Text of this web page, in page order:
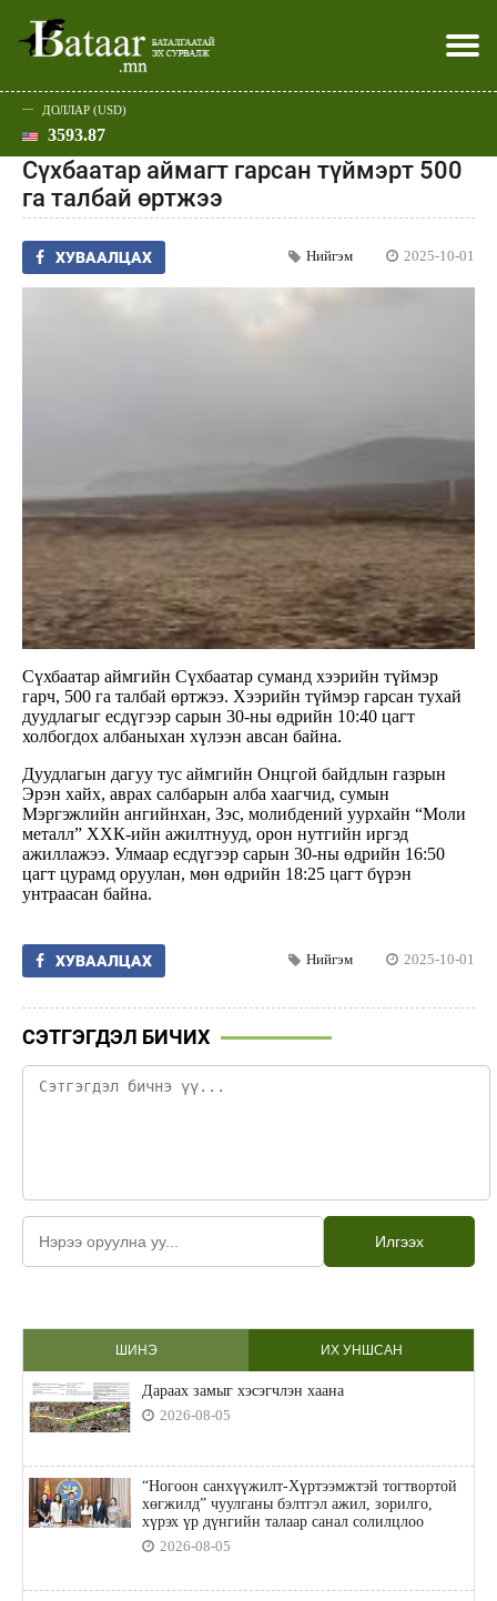
Эхлэл
Улс төр
Нийгэм
Эдийн засаг
Дэлхий
Спорт
Шар
Батаар юу хэлэв
Хэвлэл мэдээллээр
ДОЛЛАР (USD)
3593.87
Сүхбаатар аймагт гарсан түймэрт 500
га талбай өртжээ
ХУВААЛЦАХ Нийгэм 2025-10-01
Сүхбаатар аймгийн Сүхбаатар суманд хээрийн түймэр
гарч, 500 га талбай өртжээ. Хээрийн түймэр гарсан тухай
дуудлагыг есдүгээр сарын 30-ны өдрийн 10:40 цагт
холбогдох албаныхан хүлээн авсан байна.
Дуудлагын дагуу тус аймгийн Онцгой байдлын газрын
Эрэн хайх, аврах салбарын алба хаагчид, сумын
Мэргэжлийн ангийнхан, Зэс, молибдений уурхайн “Моли
металл” ХХК-ийн ажилтнууд, орон нутгийн иргэд
ажиллажээ. Улмаар есдүгээр сарын 30-ны өдрийн 16:50
цагт цурамд оруулан, мөн өдрийн 18:25 цагт бүрэн
унтраасан байна.
ХУВААЛЦАХ Нийгэм 2025-10-01
СЭТГЭГДЭЛ БИЧИХ
Илгээх
ШИНЭ ИХ УНШСАН
Дараах замыг хэсэгчлэн хаана
2026-08-05
“Ногоон санхүүжилт-Хүртээмжтэй тогтвортой
хөгжилд” чуулганы бэлтгэл ажил, зорилго,
хүрэх үр дүнгийн талаар санал солилцлоо
2026-08-05